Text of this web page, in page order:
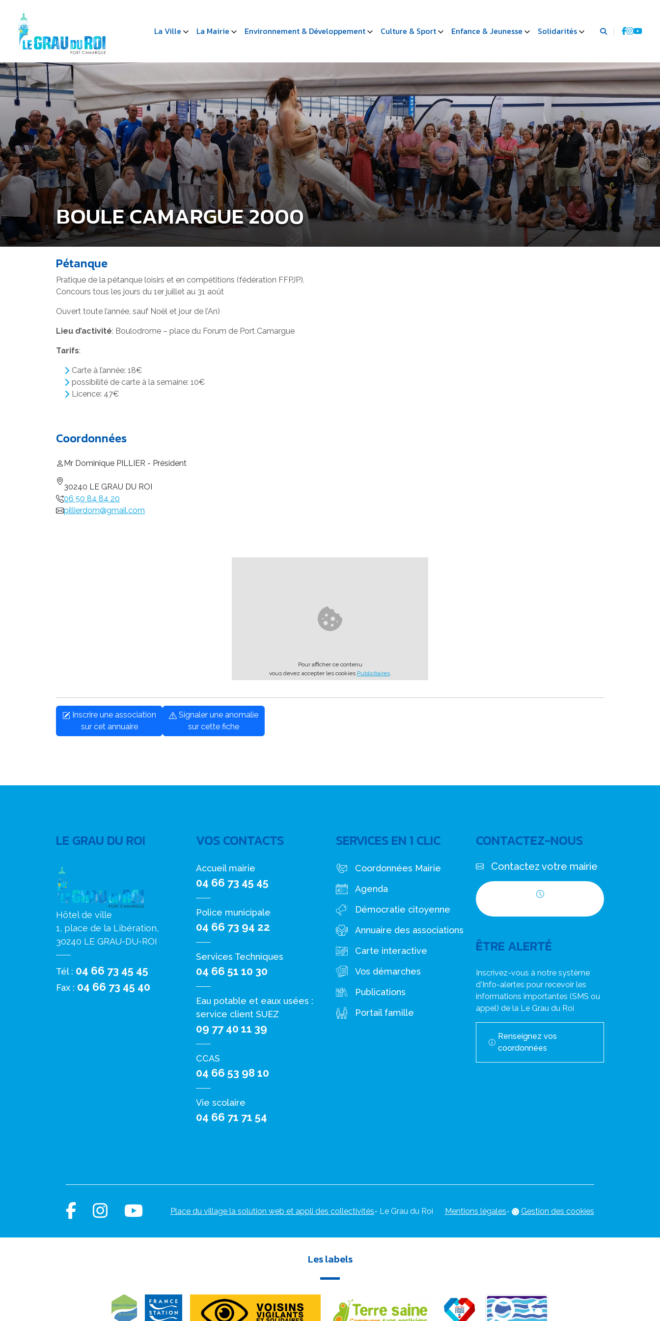
La Ville La Mairie Environnement & Développement Culture & Sport Enfance & Jeunesse Solidarités
BOULE CAMARGUE 2000
Pétanque
Pratique de la pétanque loisirs et en compétitions (fédération FFPJP).
Concours tous les jours du 1er juillet au 31 août
Ouvert toute l’année, sauf Noël et jour de l’An)
Lieu d’activité: Boulodrome – place du Forum de Port Camargue
Tarifs:
Carte à l’année: 18€
possibilité de carte à la semaine: 10€
Licence: 47€
Coordonnées
Mr Dominique PILLIER - Président
30240 LE GRAU DU ROI
06 50 84 84 20
pillierdom@gmail.com
Pour afficher ce contenu
vous devez accepter les cookies Publicitaires.
Inscrire une association
sur cet annuaire
Signaler une anomalie
sur cette fiche
LE GRAU DU ROI
Hôtel de ville
1, place de la Libération,
30240 LE GRAU-DU-ROI
Tél : 04 66 73 45 45
Fax : 04 66 73 45 40
VOS CONTACTS
Accueil mairie
04 66 73 45 45
Police municipale
04 66 73 94 22
Services Techniques
04 66 51 10 30
Eau potable et eaux usées :
service client SUEZ
09 77 40 11 39
CCAS
04 66 53 98 10
Vie scolaire
04 66 71 71 54
SERVICES EN 1 CLIC
Coordonnées Mairie
Agenda
Démocratie citoyenne
Annuaire des associations
Carte interactive
Vos démarches
Publications
Portail famille
CONTACTEZ-NOUS
Contactez votre mairie
ÊTRE ALERTÉ
Inscrivez-vous à notre système
d'Info-alertes pour recevoir les
informations importantes (SMS ou
appel) de la Le Grau du Roi
Renseignez vos
coordonnées
Place du village la solution web et appli des collectivités- Le Grau du Roi Mentions légales- Gestion des cookies
Les labels